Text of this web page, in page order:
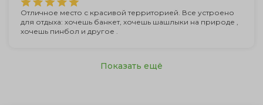
Отличное место с красивой территорией. Все устроено
для отдыха: хочешь банкет, хочешь шашлыки на природе ,
хочешь пинбол и другое .
Показать ещё